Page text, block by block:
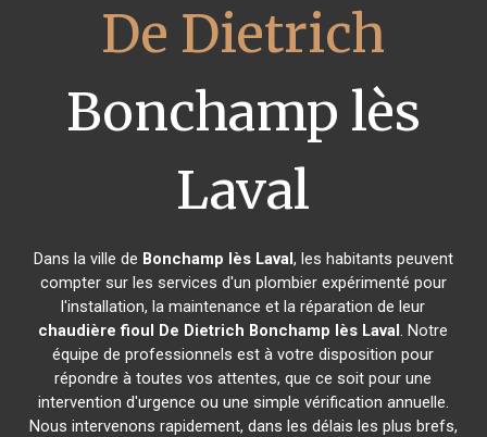
De Dietrich
Bonchamp lès
Laval
Dans la ville de Bonchamp lès Laval, les habitants peuvent
compter sur les services d'un plombier expérimenté pour
l'installation, la maintenance et la réparation de leur
chaudière fioul De Dietrich Bonchamp lès Laval. Notre
équipe de professionnels est à votre disposition pour
répondre à toutes vos attentes, que ce soit pour une
intervention d'urgence ou une simple vérification annuelle.
Nous intervenons rapidement, dans les délais les plus brefs,